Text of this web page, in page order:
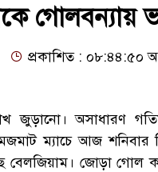
গোলবন্যায়
প্রকাশিত : ০৮:৪৪:৫০
জুড়ানো। অসাধারণ
ম্যাচে আজ শনিবার
বেলজিয়াম। জোড়া গোল